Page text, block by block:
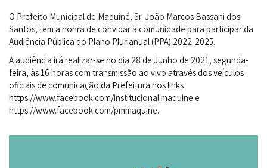
O Prefeito Municipal de Maquiné, Sr. João Marcos Bassani dos
Santos, tem a honra de convidar a comunidade para participar da
Audiência Pública do Plano Plurianual (PPA) 2022-2025.
A audiência irá realizar-se no dia 28 de Junho de 2021, segunda-
feira, às 16 horas com transmissão ao vivo através dos veículos
oficiais de comunicação da Prefeitura nos links
https://www.facebook.com/institucional.maquine e
https://www.facebook.com/pmmaquine.